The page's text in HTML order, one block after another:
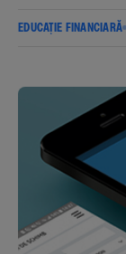
Campanii
BT Pay
Evenimente
Podcast
EDUCAȚIE FINANCIARĂ